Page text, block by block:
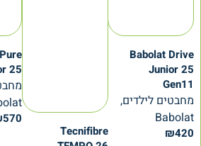
Babolat Drive
Junior 25
Gen11
מחבטים לילדים,
Babolat
₪420
Tecnifibre
25
570